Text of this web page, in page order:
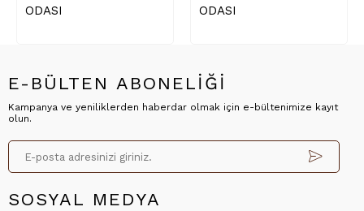
E-BÜLTEN ABONELİĞİ
Kampanya ve yeniliklerden haberdar olmak için e-bültenimize kayıt
olun.
SOSYAL MEDYA